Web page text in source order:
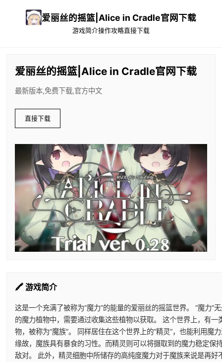
爱丽丝的摇篮|Alice in Cradle官网下载
游戏简介操作攻略直接下载
爱丽丝的摇篮|Alice in Cradle官网下载
最新版本,免费下载,官方中文
直接下载
🖍️ 游戏简介
这是一个充满了被称为“魔力”的能量的爱丽丝的摇篮世界。 “魔力
的魔力植物中，需要通过收集这些植物以获取。 这个世界上，有
物，被称为“魔族”。 同样居住在这个世界上的“精灵”，也能利用
缘故，魔族具有暴食的习性。而精灵则可以将摄取到的魔力稳定
敌对。 此外，精灵细胞中所储存的高纯度魔力对于魔族来说是再